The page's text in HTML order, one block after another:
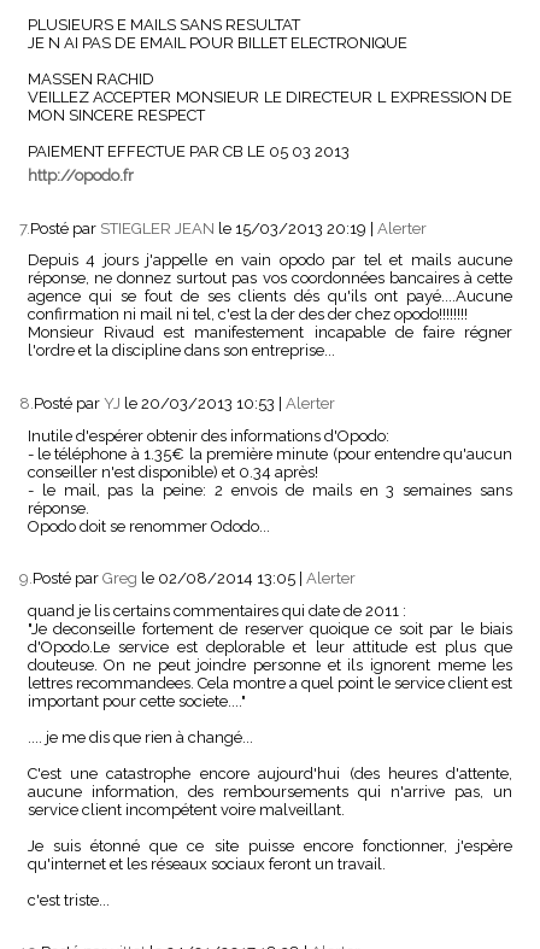
PLUSIEURS E MAILS SANS RESULTAT
JE N AI PAS DE EMAIL POUR BILLET ELECTRONIQUE
MASSEN RACHID
VEILLEZ ACCEPTER MONSIEUR LE DIRECTEUR L EXPRESSION DE
MON SINCERE RESPECT
PAIEMENT EFFECTUE PAR CB LE 05 03 2013
http://opodo.fr
7. Posté par STIEGLER JEAN le 15/03/2013 20:19 | Alerter
Depuis 4 jours j'appelle en vain opodo par tel et mails aucune
réponse, ne donnez surtout pas vos coordonnées bancaires à cette
agence qui se fout de ses clients dés qu'ils ont payé....Aucune
confirmation ni mail ni tel, c'est la der des der chez opodo!!!!!!!!
Monsieur Rivaud est manifestement incapable de faire régner
l'ordre et la discipline dans son entreprise...
8. Posté par YJ le 20/03/2013 10:53
Alerter
Inutile d'espérer obtenir des informations d'Opodo:
- le téléphone à 1.35€ la première minute (pour entendre qu'aucun
conseiller n'est disponible) et 0.34 après!
- le mail, pas la peine: 2 envois de mails en 3 semaines sans
réponse.
Opodo doit se renommer Ododo...
9.Posté par Greg le 02/08/2014 13:05 Alerter
quand je lis certains commentaires qui date de 2011 :
"Je deconseille fortement de reserver quoique ce soit par le biais
d'Opodo.Le service est deplorable et leur attitude est plus que
douteuse. On ne peut joindre personne et ils ignorent meme les
lettres recommandees. Cela montre a quel point le service client est
important pour cette societe...."
.... je me dis que rien à changé...
C'est une catastrophe encore aujourd'hui (des heures d'attente,
aucune information, des remboursements qui n'arrive pas, un
service client incompétent voire malveillant.
Je suis étonné que ce site puisse encore fonctionner, j'espère
qu'internet et les réseaux sociaux feront un travail.
c'est triste...